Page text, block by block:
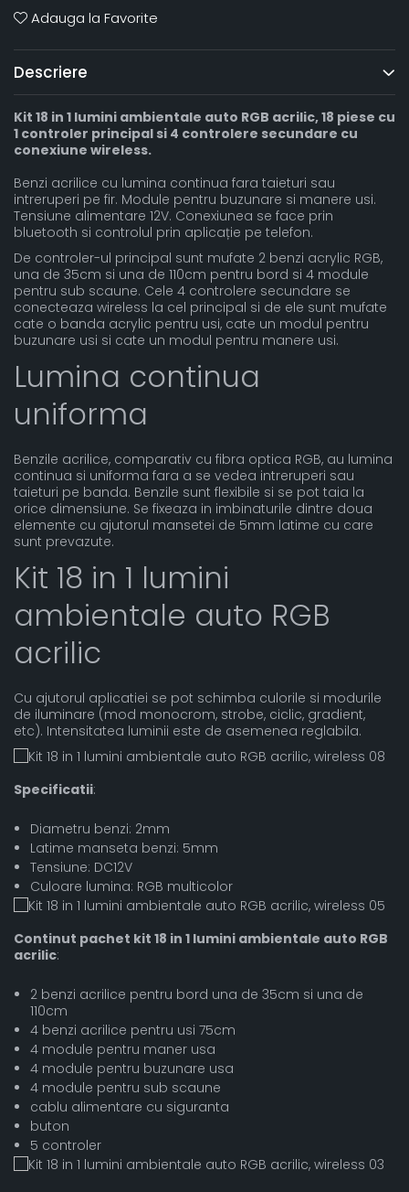
Adauga la Favorite
Descriere
Kit 18 in 1 lumini ambientale auto RGB acrilic, 18 piese cu
1 controler principal si 4 controlere secundare cu
conexiune wireless.
Benzi acrilice cu lumina continua fara taieturi sau
intreruperi pe fir. Module pentru buzunare si manere usi.
Tensiune alimentare 12V. Conexiunea se face prin
bluetooth si controlul prin aplicație pe telefon.
De controler-ul principal sunt mufate 2 benzi acrylic RGB,
una de 35cm si una de 110cm pentru bord si 4 module
pentru sub scaune. Cele 4 controlere secundare se
conecteaza wireless la cel principal si de ele sunt mufate
cate o banda acrylic pentru usi, cate un modul pentru
buzunare usi si cate un modul pentru manere usi.
Lumina continua
uniforma
Benzile acrilice, comparativ cu fibra optica RGB, au lumina
continua si uniforma fara a se vedea intreruperi sau
taieturi pe banda. Benzile sunt flexibile si se pot taia la
orice dimensiune. Se fixeaza in imbinaturile dintre doua
elemente cu ajutorul mansetei de 5mm latime cu care
sunt prevazute.
Kit 18 in 1 lumini
ambientale auto RGB
acrilic
Cu ajutorul aplicatiei se pot schimba culorile si modurile
de iluminare (mod monocrom, strobe, ciclic, gradient,
etc). Intensitatea luminii este de asemenea reglabila.
Specificatii:
Diametru benzi: 2mm
Latime manseta benzi: 5mm
Tensiune: DC12V
Culoare lumina: RGB multicolor
Continut pachet kit 18 in 1 lumini ambientale auto RGB
acrilic:
2 benzi acrilice pentru bord una de 35cm si una de
110cm
4 benzi acrilice pentru usi 75cm
4 module pentru maner usa
4 module pentru buzunare usa
4 module pentru sub scaune
cablu alimentare cu siguranta
buton
5 controler